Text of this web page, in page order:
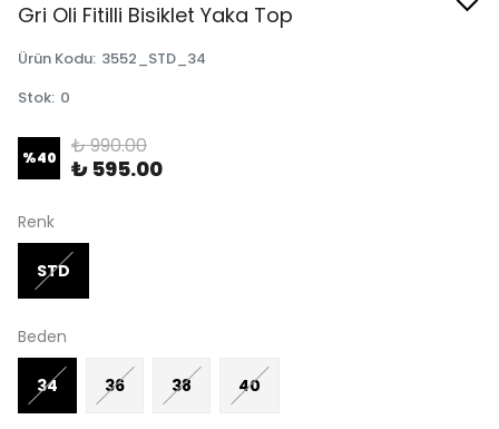
Gri Oli Fitilli Bisiklet Yaka Top
Ürün Kodu: 3552_STD_34
Stok: 0
%40 ₺ 990.00
₺ 595.00
Renk
STD
Beden
34 36 38 40